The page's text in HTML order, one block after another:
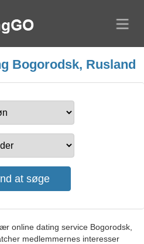
Bogorodsk, Rusland
online dating service Bogorodsk,
medlemmernes interesser